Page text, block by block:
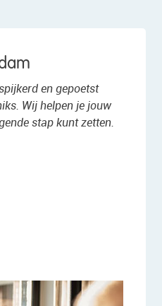
en gepoetst
Wij helpen je jouw
stap kunt zetten.